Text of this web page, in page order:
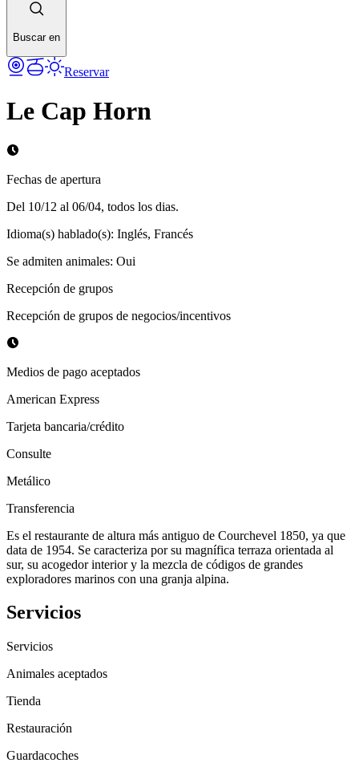
Buscar en
Reservar
Le Cap Horn
Fechas de apertura
Del 10/12 al 06/04, todos los dias.
Idioma(s) hablado(s): Inglés, Francés
Se admiten animales: Oui
Recepción de grupos
Recepción de grupos de negocios/incentivos
Medios de pago aceptados
American Express
Tarjeta bancaria/crédito
Consulte
Metálico
Transferencia
Es el restaurante de altura más antiguo de Courchevel 1850, ya que
data de 1954. Se caracteriza por su magnífica terraza orientada al
sur, su acogedor interior y la mezcla de códigos de grandes
exploradores marinos con una granja alpina.
Servicios
Servicios
Animales aceptados
Tienda
Restauración
Guardacoches